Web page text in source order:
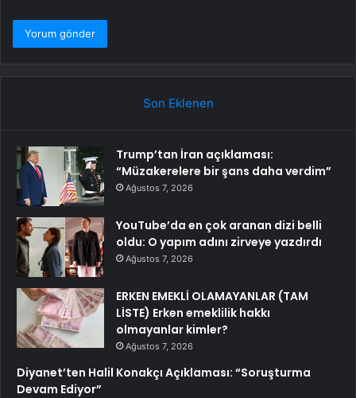
Son Eklenen
Trump’tan İran açıklaması:
“Müzakerelere bir şans daha verdim”
Ağustos 7, 2026
YouTube’da en çok aranan dizi belli
oldu: O yapım adını zirveye yazdırdı
Ağustos 7, 2026
ERKEN EMEKLİ OLAMAYANLAR (TAM
LİSTE) Erken emeklilik hakkı
olmayanlar kimler?
Ağustos 7, 2026
Diyanet’ten Halil Konakçı Açıklaması: “Soruşturma
Devam Ediyor”